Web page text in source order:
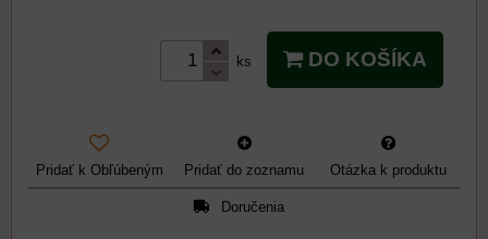
ks DO KOŠÍKA
Pridať k Obľúbeným Pridať do zoznamu Otázka k produktu
Doručenia